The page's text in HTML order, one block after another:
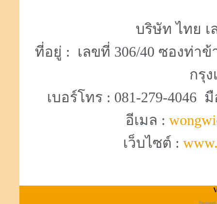
บริษัท ไทย เ
ที่อยู่ : เลขที่ 306/40 ซองท่า
กรุง
เบอร์โทร : 081-279-4046
อีเมล :
เว็บไซต์ :